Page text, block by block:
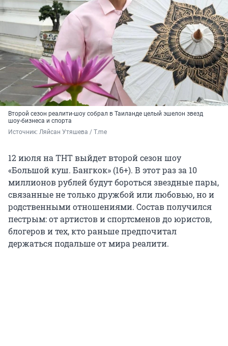
Второй сезон реалити-шоу собрал в Таиланде целый эшелон звезд
шоу-бизнеса и спорта
Источник: Ляйсан Утяшева / T.me
12 июля на ТНТ выйдет второй сезон шоу
«Большой куш. Бангкок» (16+). В этот раз за 10
миллионов рублей будут бороться звездные пары,
связанные не только дружбой или любовью, но и
родственными отношениями. Состав получился
пестрым: от артистов и спортсменов до юристов,
блогеров и тех, кто раньше предпочитал
держаться подальше от мира реалити.